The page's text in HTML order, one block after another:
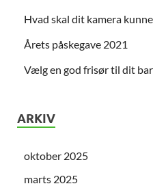
Hvad skal dit kamera
Årets påskegave 2021
Vælg en god frisør til dit
ARKIV
oktober 2025
marts 2025